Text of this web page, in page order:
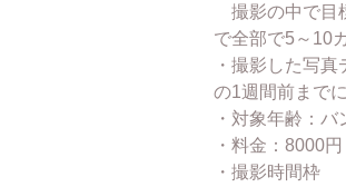
撮影の中で目
で全部で5～10
・撮影した写
の1週間前まで
・対象年齢：
・料金：8000円
・撮影時間枠